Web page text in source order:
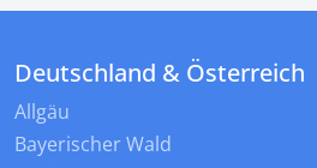
Deutschland & Österreich
Allgäu
Bayerischer Wald